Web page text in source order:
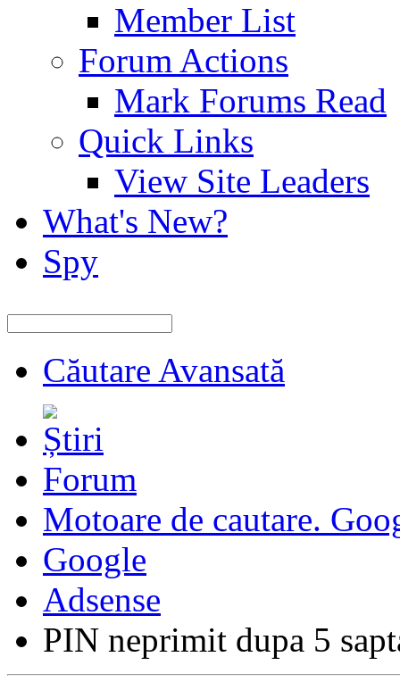
Member List
Forum Actions
Mark Forums Read
Quick Links
View Site Leaders
What's New?
Spy
Căutare Avansată
Forum
Motoare de cautare.
Google
Adsense
PIN neprimit dupa 5